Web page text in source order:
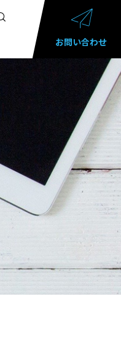
お問い合わせ